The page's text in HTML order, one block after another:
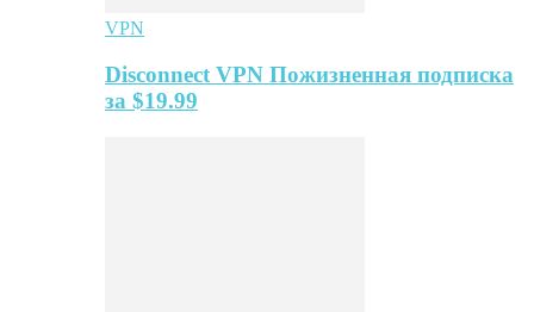
VPN
Disconnect VPN Пожизненная подписка
за $19.99